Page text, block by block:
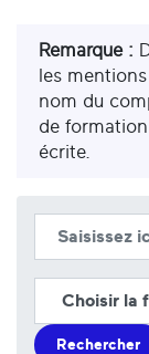
Remarque :
les
nom du
de
écrite.
Rechercher